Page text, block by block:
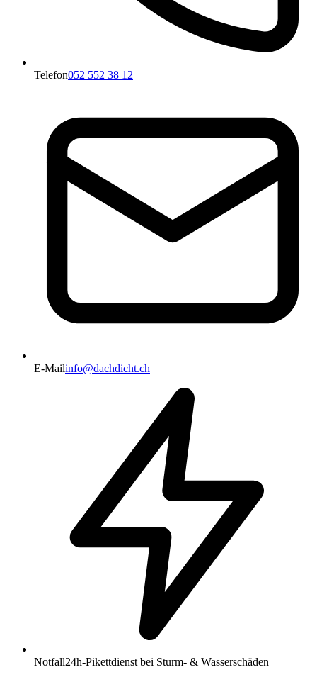
Telefon052 552 38 12
E-Mailinfo@dachdicht.ch
Notfall24h-Pikettdienst bei Sturm- & Wasserschäden